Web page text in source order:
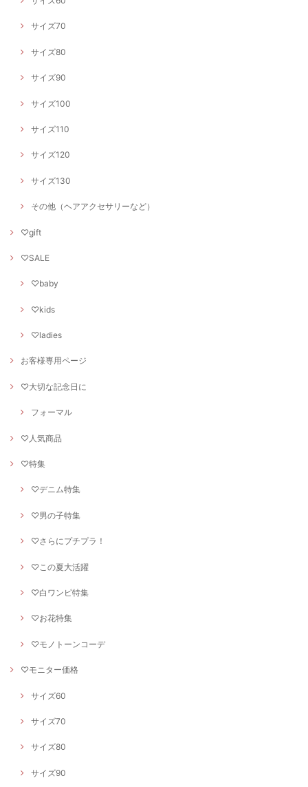
サイズ70
サイズ80
サイズ90
サイズ100
サイズ110
サイズ120
サイズ130
その他（ヘアアクセサリーなど）
♡gift
♡SALE
♡baby
♡kids
♡ladies
お客様専用ページ
♡大切な記念日に
フォーマル
♡人気商品
♡特集
♡デニム特集
♡男の子特集
♡さらにプチプラ！
♡この夏大活躍
♡白ワンピ特集
♡お花特集
♡モノトーンコーデ
♡モニター価格
サイズ60
サイズ70
サイズ80
サイズ90